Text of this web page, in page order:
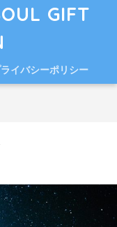
GIFT
イバシーポリシー